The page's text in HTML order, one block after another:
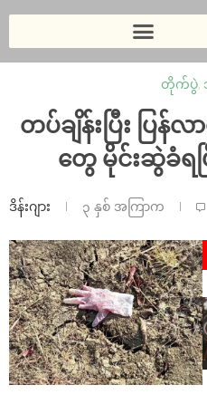
တိုက်ပွဲ,
တပ်ချိန်းပြီး ပြ
တွေ မိုင်းဆွဲခံရပ
ဒိန်းဂျား ၃ နှစ် အကြာက